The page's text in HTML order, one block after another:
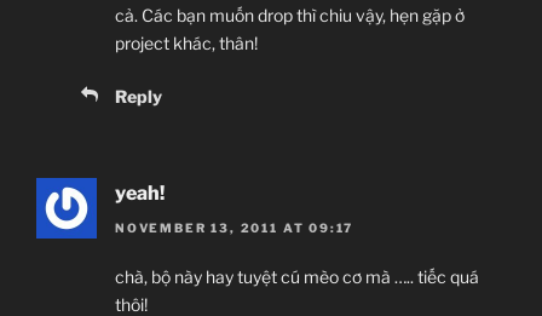
cả. Các bạn muốn drop thì chiu vậy, hẹn gặp ở
project khác, thân!
Reply
yeah!
NOVEMBER 13, 2011 AT 09:17
chà, bộ này hay tuyệt cú mèo cơ mà ….. tiếc quá
thôi!